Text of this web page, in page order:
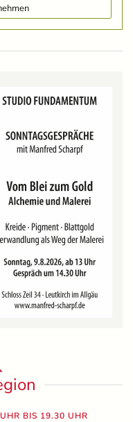
BIS 19.30 UHR